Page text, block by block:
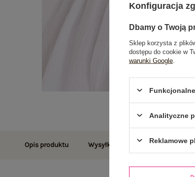
Opis produktu Wysyłka i dostawa Zwroty i
Konfiguracja
Dbamy o Twoją
Sklep korzysta z
dostępu do cookie w
warunki Google
Analityczne
Reklamowe